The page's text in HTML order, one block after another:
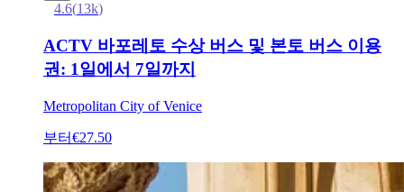
4.6(13k)
ACTV 바포레토 수상 버스 및 본토 버스 이용
권: 1일에서 7일까지
Metropolitan City of Venice
부터€27.50